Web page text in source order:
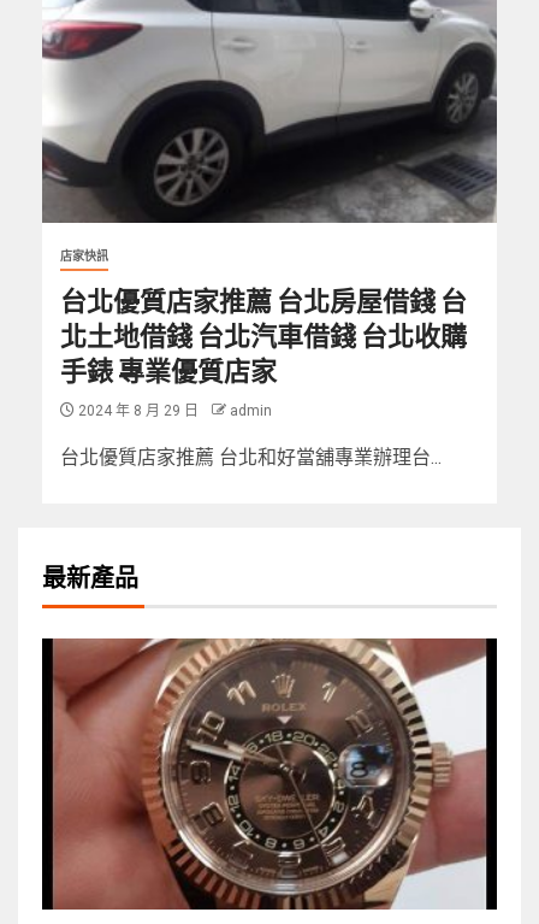
店家快訊
台北優質店家推薦 台北房屋借錢 台
北土地借錢 台北汽車借錢 台北收購
手錶 專業優質店家
2024 年 8 月 29 日 admin
台北優質店家推薦 台北和好當舖專業辦理台...
最新產品